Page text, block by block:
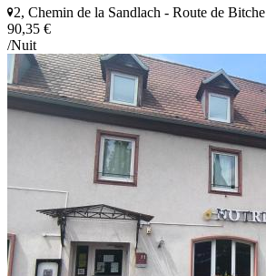
2, Chemin de la Sandlach - Route de Bitche
90,35 €
/Nuit